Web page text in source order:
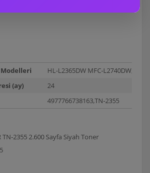
HL-L2365DW MFC-
(ay)
24
4977766738163,TN-2355
TN-2355 2.600 Sayfa Siyah Toner